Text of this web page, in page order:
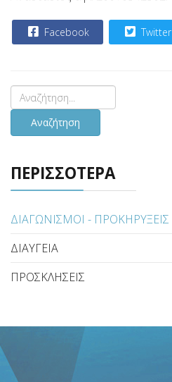
Facebook Twitter
Αναζήτηση
ΠΕΡΙΣΣΟΤΕΡΑ
ΔΙΑΓΩΝΙΣΜΟΙ - ΠΡΟΚΗΡΥΞΕΙΣ
ΔΙΑΥΓΕΙΑ
ΠΡΟΣΚΛΗΣΕΙΣ